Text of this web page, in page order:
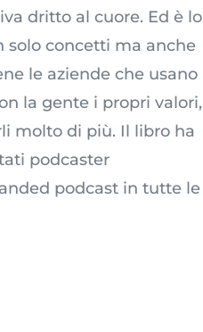
dritto al cuore. Ed è lo
concetti ma anche
le aziende che usano
la gente i propri valori,
molto di più. Il libro ha
podcaster
podcast in tutte le